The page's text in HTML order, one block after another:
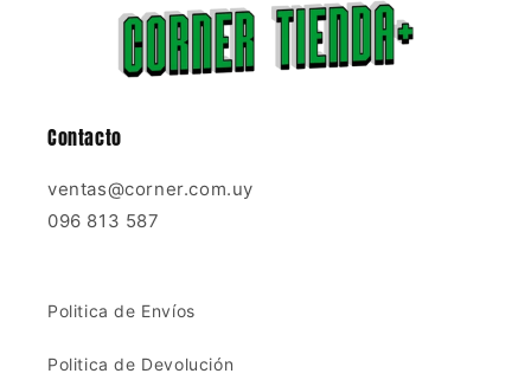
Contacto
ventas@corner.com.uy
096 813 587
Politica de Envíos
Politica de Devolución